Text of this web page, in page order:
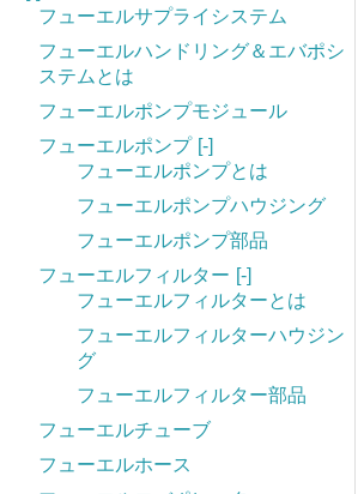
フューエルサプライシステム
フューエルハンドリング＆エバポシ
ステムとは
フューエルポンプモジュール
フューエルポンプ [-]
フューエルポンプとは
フューエルポンプハウジング
フューエルポンプ部品
フューエルフィルター [-]
フューエルフィルターとは
フューエルフィルターハウジン
グ
フューエルフィルター部品
フューエルチューブ
フューエルホース